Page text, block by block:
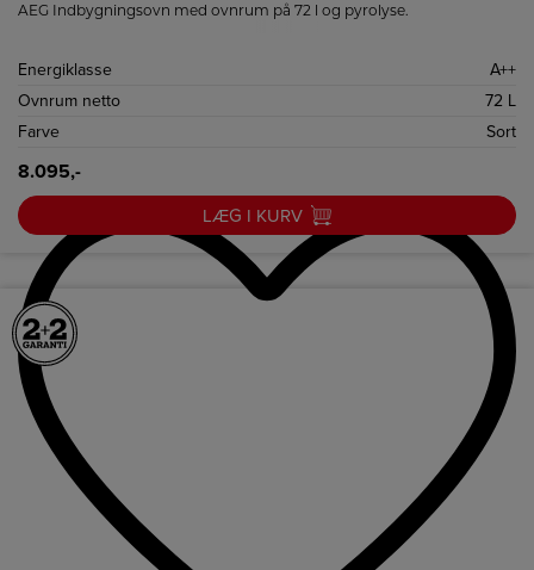
AEG Indbygningsovn med ovnrum på 72 l og pyrolyse.
Energiklasse
A++
Ovnrum netto
72 L
Farve
Sort
8.095,-
LÆG I KURV